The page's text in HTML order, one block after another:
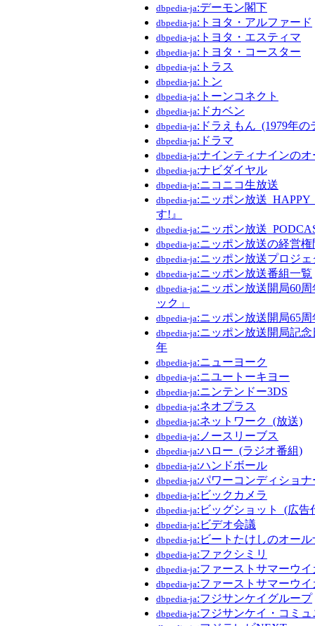
dbpedia-ja:デーモン閣下
dbpedia-ja:トヨタ・アルファード
dbpedia-ja:トヨタ・エスティマ
dbpedia-ja:トヨタ・コースター
dbpedia-ja:トラス
dbpedia-ja:トン
dbpedia-ja:トーンコネクト
dbpedia-ja:ドカベン
dbpedia-ja:ドラえもん_(1979年
dbpedia-ja:ドラマ
dbpedia-ja:ナインティナインの
dbpedia-ja:ナビダイヤル
dbpedia-ja:ニコニコ生放送
dbpedia-ja:ニッポン放送
す!』
dbpedia-ja:ニッポン放送
dbpedia-ja:ニッポン放送の経営権
dbpedia-ja:ニッポン放送プロジェ
dbpedia-ja:ニッポン放送番組一覧
dbpedia-ja:ニッポン放送開局60
ック」
dbpedia-ja:ニッポン放送開局65
dbpedia-ja:ニッポン放送開局記
年
dbpedia-ja:ニューヨーク
dbpedia-ja:ニユートーキヨー
dbpedia-ja:ニンテンドー3DS
dbpedia-ja:ネオプラス
dbpedia-ja:ネットワーク_(放送)
dbpedia-ja:ノースリーブス
dbpedia-ja:ハロー_(ラジオ番組)
dbpedia-ja:ハンドボール
dbpedia-ja:パワーコンディショナ
dbpedia-ja:ビックカメラ
dbpedia-ja:ビッグショット_(広告
dbpedia-ja:ビデオ会議
dbpedia-ja:ビートたけしのオー
dbpedia-ja:ファクシミリ
dbpedia-ja:ファーストサマーウイ
dbpedia-ja:ファーストサマーウ
dbpedia-ja:フジサンケイグループ
dbpedia-ja:フジサンケイ・コミ